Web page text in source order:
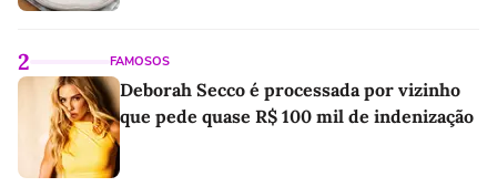
2 FAMOSOS
Deborah Secco é processada por vizinho
que pede quase R$ 100 mil de indenização